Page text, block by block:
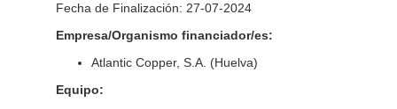
Fecha de Finalización: 27-07-2024
Empresa/Organismo financiador/es:
Atlantic Copper, S.A. (Huelva)
Equipo: